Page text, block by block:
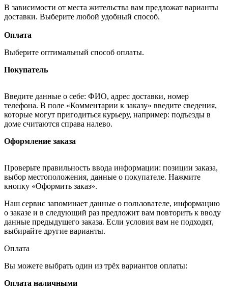
В зависимости от места жительства вам предложат варианты
доставки. Выберите любой удобный способ.
Оплата
Выберите оптимальный способ оплаты.
Покупатель
Введите данные о себе: ФИО, адрес доставки, номер
телефона. В поле «Комментарии к заказу» введите сведения,
которые могут пригодиться курьеру, например: подъезды в
доме считаются справа налево.
Оформление заказа
Проверьте правильность ввода информации: позиции заказа,
выбор местоположения, данные о покупателе. Нажмите
кнопку «Оформить заказ».
Наш сервис запоминает данные о пользователе, информацию
о заказе и в следующий раз предложит вам повторить к вводу
данные предыдущего заказа. Если условия вам не подходят,
выбирайте другие варианты.
Оплата
Вы можете выбрать один из трёх вариантов оплаты:
Оплата наличными